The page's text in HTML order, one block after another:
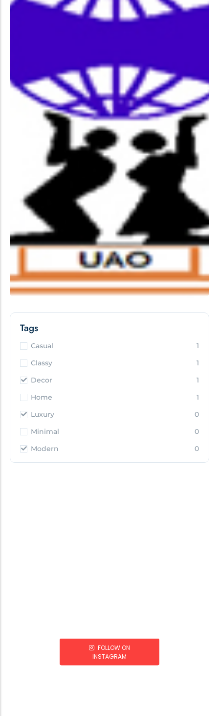
Tags
Casual
1
Classy
1
Decor
1
Home
1
Luxury
0
Minimal
0
Modern
0
FOLLOW ON
INSTAGRAM